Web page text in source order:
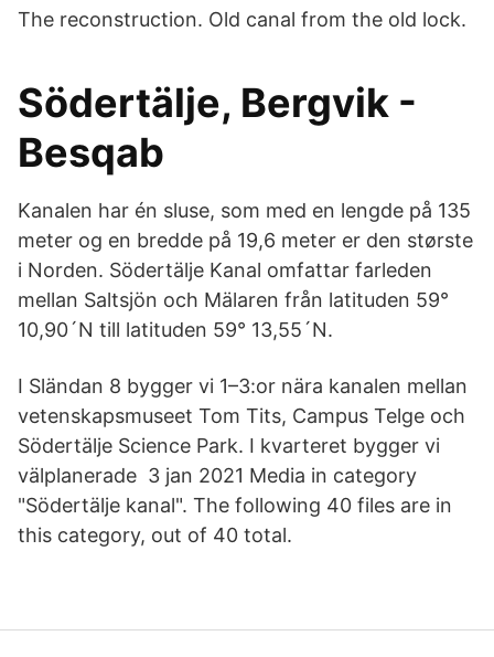
The reconstruction. Old canal from the old lock.
Södertälje, Bergvik -
Besqab
Kanalen har én sluse, som med en lengde på 135
meter og en bredde på 19,6 meter er den største
i Norden. Södertälje Kanal omfattar farleden
mellan Saltsjön och Mälaren från latituden 59°
10,90´N till latituden 59° 13,55´N.
I Sländan 8 bygger vi 1–3:or nära kanalen mellan
vetenskapsmuseet Tom Tits, Campus Telge och
Södertälje Science Park. I kvarteret bygger vi
välplanerade 3 jan 2021 Media in category
"Södertälje kanal". The following 40 files are in
this category, out of 40 total.